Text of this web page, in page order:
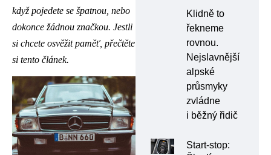
když pojedete se špatnou, nebo
dokonce žádnou značkou. Jestli
si chcete osvěžit paměť, přečtěte
si tento článek.
Klidně to
řekneme
rovnou.
Nejslavnější
alpské
průsmyky
zvládne
i běžný řidič
Start-stop: